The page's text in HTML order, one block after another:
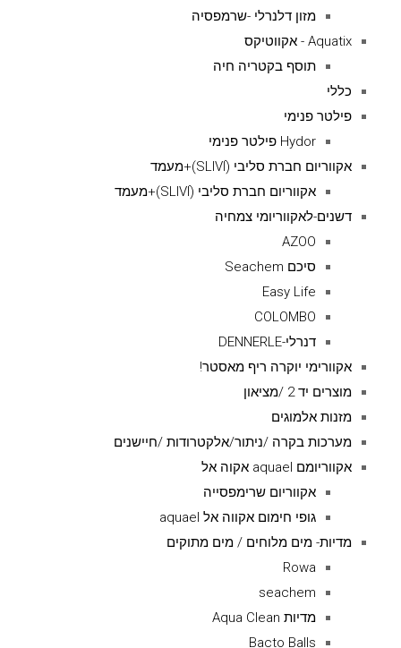
מזון דלנרלי -שרמפסיה
Aquatix - אקווטיקס
תוסף בקטריה חיה
כללי
פילטר פנימי
Hydor פילטר פנימי
אקווריום חברת סליבי (SLIVIׂׂ)+מעמד
אקווריום חברת סליבי (SLIVIׂׂ)+מעמד
דשנים-לאקווריומי צמחיה
AZOO
סיכם Seachem
Easy Life
COLOMBO
דנרלי-DENNERLE
אקוורימי יוקרה ריף מאסטר!
מוצרים יד 2 /מציאון
מזנות אלמוגים
מערכות בקרה /ניתור/אלקטרודות /חיישנים
אקווריומם aquael אקוה אל
אקווריום שרימפסייה
גופי חימום אקווה אל aquael
מדיות- מים מלוחים / מים מתוקים
Rowa
seachem
מדיות Aqua Clean
Bacto Balls